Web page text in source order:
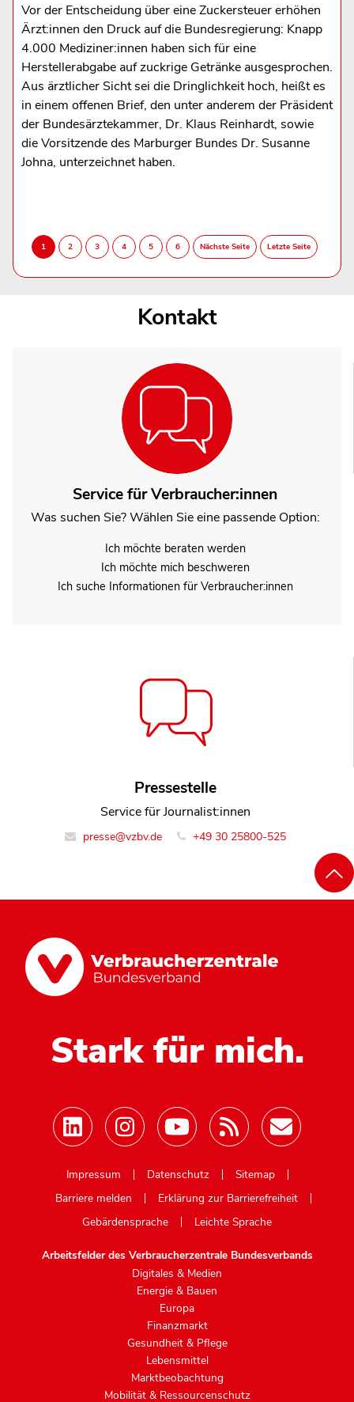
Vor der Entscheidung über eine Zuckersteuer erhöhen
Ärzt:innen den Druck auf die Bundesregierung: Knapp
4.000 Mediziner:innen haben sich für eine
Herstellerabgabe auf zuckrige Getränke ausgesprochen.
Aus ärztlicher Sicht sei die Dringlichkeit hoch, heißt es
in einem offenen Brief, den unter anderem der Präsident
der Bundesärztekammer, Dr. Klaus Reinhardt, sowie
die Vorsitzende des Marburger Bundes Dr. Susanne
Johna, unterzeichnet haben.
Kontakt
Service für Verbraucher:innen
Was suchen Sie? Wählen Sie eine passende Option:
Ich möchte beraten werden
Ich möchte mich beschweren
Ich suche Informationen für Verbraucher:innen
Pressestelle
Service für Journalist:innen
presse@vzbv.de +49 30 25800-525
Stark für mich.
Impressum
Datenschutz
Sitemap
Barriere melden
Erklärung zur Barrierefreiheit
Gebärdensprache
Leichte Sprache
Arbeitsfelder des Verbraucherzentrale Bundesverbands
Digitales & Medien
Energie & Bauen
Europa
Finanzmarkt
Gesundheit & Pflege
Lebensmittel
Marktbeobachtung
Mobilität & Ressourcenschutz